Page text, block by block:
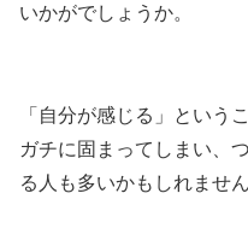
いかがでしょうか。
「自分が感じる」という
ガチに固まってしまい、
る人も多いかもしれません